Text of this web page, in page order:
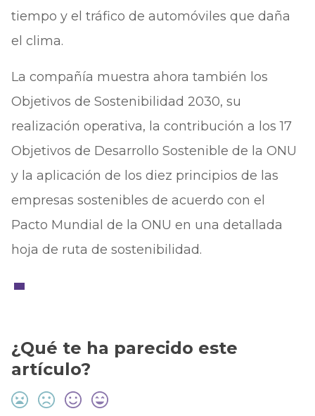
tiempo y el tráfico de automóviles que daña
el clima.
La compañía muestra ahora también los
Objetivos de Sostenibilidad 2030, su
realización operativa, la contribución a los 17
Objetivos de Desarrollo Sostenible de la ONU
y la aplicación de los diez principios de las
empresas sostenibles de acuerdo con el
Pacto Mundial de la ONU en una detallada
hoja de ruta de sostenibilidad.
¿Qué te ha parecido este
artículo?